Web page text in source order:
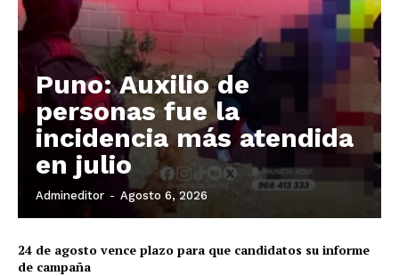
Puno: Auxilio de
personas fue la
incidencia más atendida
en julio
Admineditor - Agosto 6, 2026
24 de agosto vence plazo para que candidatos su informe
de campaña